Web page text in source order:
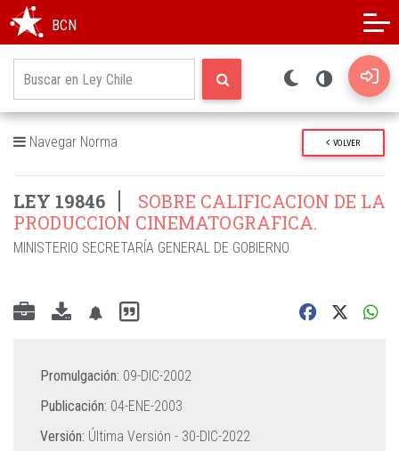
BCN
Navegar Norma VOLVER
LEY 19846
SOBRE CALIFICACION DE LA
PRODUCCION CINEMATOGRAFICA.
MINISTERIO SECRETARÍA GENERAL DE GOBIERNO
Promulgación: 09-DIC-2002
Publicación: 04-ENE-2003
Versión: Última Versión - 30-DIC-2022